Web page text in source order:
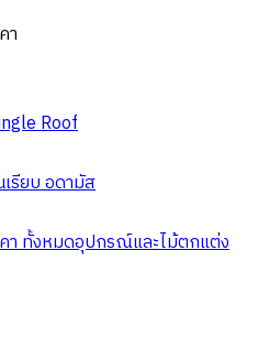
า
Roof
รียบ อดามัส
า ทั้งหมดอุปกรณ์และไม้ตกแต่ง